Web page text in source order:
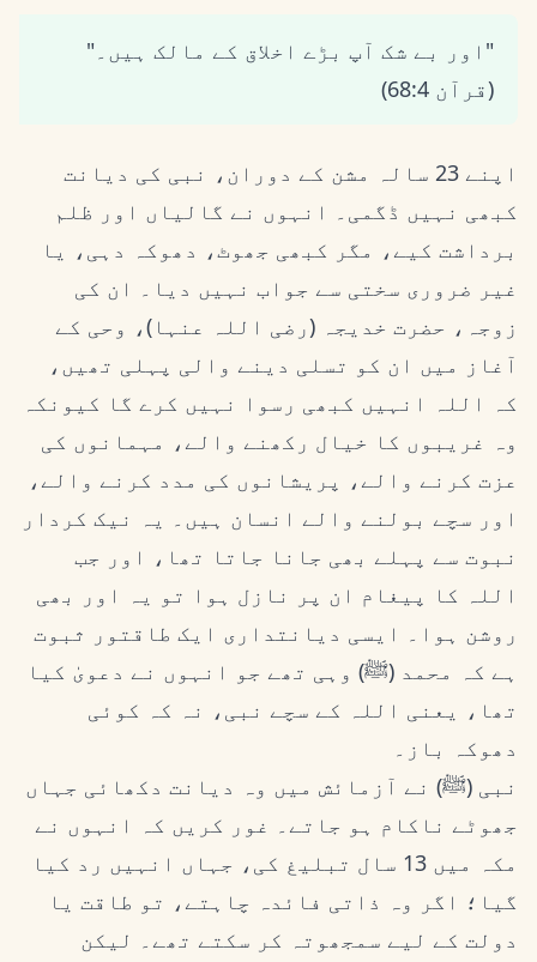
"اور بے شک آپ بڑے اخلاق کے مالک ہیں۔"
(قرآن 68:4)
اپنے 23 سالہ مشن کے دوران، نبی کی دیانت
کبھی نہیں ڈگمی۔ انہوں نے گالیاں اور ظلم
برداشت کیے، مگر کبھی جھوٹ، دھوکہ دہی، یا
غیر ضروری سختی سے جواب نہیں دیا۔ ان کی
زوجہ، حضرت خدیجہ (رضی اللہ عنہا)، وحی کے
آغاز میں ان کو تسلی دینے والی پہلی تھیں،
کہ اللہ انہیں کبھی رسوا نہیں کرے گا کیونکہ
وہ غریبوں کا خیال رکھنے والے، مہمانوں کی
عزت کرنے والے، پریشانوں کی مدد کرنے والے،
اور سچے بولنے والے انسان ہیں۔ یہ نیک کردار
نبوت سے پہلے بھی جانا جاتا تھا، اور جب
اللہ کا پیغام ان پر نازل ہوا تو یہ اور بھی
روشن ہوا۔ ایسی دیانتداری ایک طاقتور ثبوت
ہے کہ محمد (ﷺ) وہی تھے جو انہوں نے دعویٰ کیا
تھا، یعنی اللہ کے سچے نبی، نہ کہ کوئی
دھوکہ باز۔
نبی (ﷺ) نے آزمائش میں وہ دیانت دکھائی جہاں
جھوٹے ناکام ہو جاتے۔ غور کریں کہ انہوں نے
مکہ میں 13 سال تبلیغ کی، جہاں انہیں رد کیا
گیا؛ اگر وہ ذاتی فائدہ چاہتے، تو طاقت یا
دولت کے لیے سمجھوتہ کر سکتے تھے۔ لیکن